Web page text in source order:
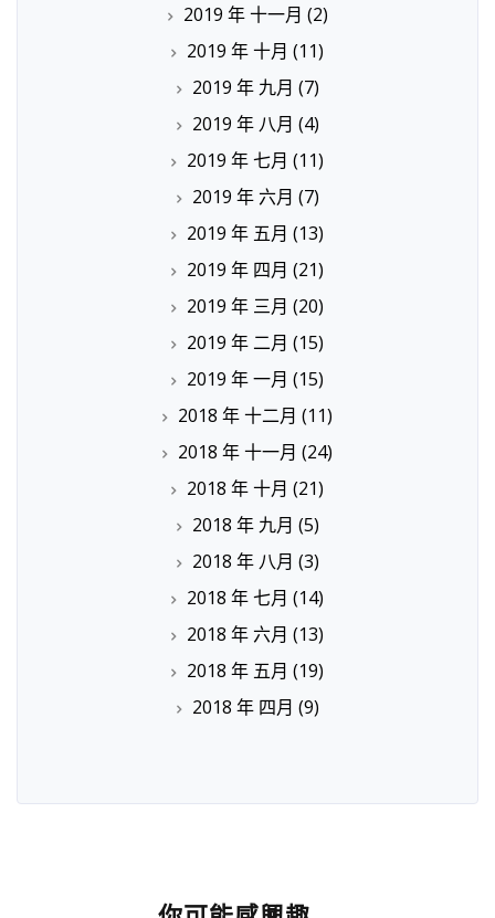
2019 年 十一月 (2)
2019 年 十月 (11)
2019 年 九月 (7)
2019 年 八月 (4)
2019 年 七月 (11)
2019 年 六月 (7)
2019 年 五月 (13)
2019 年 四月 (21)
2019 年 三月 (20)
2019 年 二月 (15)
2019 年 一月 (15)
2018 年 十二月 (11)
2018 年 十一月 (24)
2018 年 十月 (21)
2018 年 九月 (5)
2018 年 八月 (3)
2018 年 七月 (14)
2018 年 六月 (13)
2018 年 五月 (19)
2018 年 四月 (9)